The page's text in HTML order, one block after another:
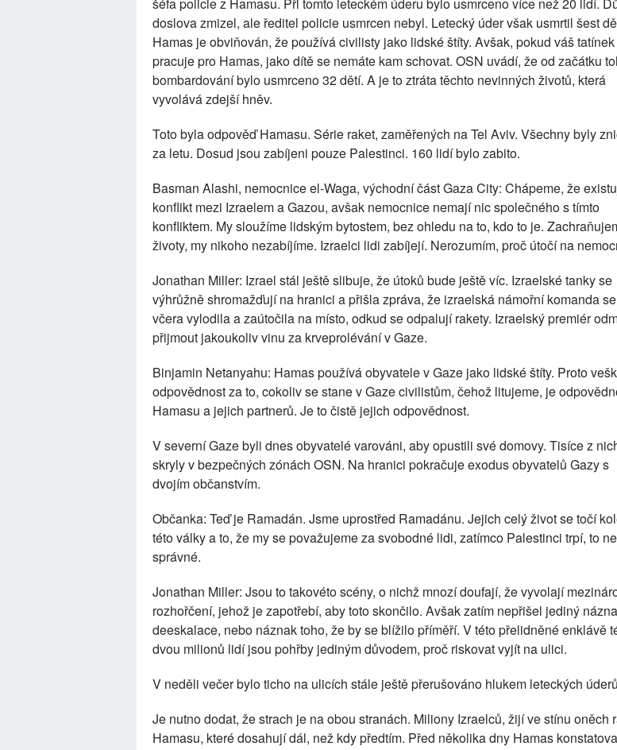
doslova zmizel, ale ředitel policie usmrcen nebyl. Letecký úder však usmrtil šest
Hamas je obviňován, že používá civilisty jako lidské štíty. Avšak, pokud váš tatínek
pracuje pro Hamas, jako dítě se nemáte kam schovat. OSN uvádí, že od začátku
bombardování bylo usmrceno 32 dětí. A je to ztráta těchto nevinných životů, která
vyvolává zdejší hněv.
Toto byla odpověď Hamasu. Série raket, zaměřených na Tel Aviv. Všechny byly
za letu. Dosud jsou zabíjeni pouze Palestinci. 160 lidí bylo zabito.
Basman Alashi, nemocnice el-Waga, východní část Gaza City: Chápeme, že
konflikt mezi Izraelem a Gazou, avšak nemocnice nemají nic společného s tímto
konfliktem. My sloužíme lidským bytostem, bez ohledu na to, kdo to je.
životy, my nikoho nezabíjíme. Izraelci lidi zabíjejí. Nerozumím, proč útočí na
Jonathan Miller: Izrael stál ještě slibuje, že útoků bude ještě víc. Izraelské tanky se
výhrůžně shromažďují na hranici a přišla zpráva, že izraelská námořní komanda se
včera vylodila a zaútočila na místo, odkud se odpalují rakety. Izraelský premiér
přijmout jakoukoliv vinu za krveprolévání v Gaze.
Binjamin Netanyahu: Hamas používá obyvatele v Gaze jako lidské štíty. Proto
odpovědnost za to, cokoliv se stane v Gaze civilistům, čehož litujeme, je
Hamasu a jejich partnerů. Je to čistě jejich odpovědnost.
V severní Gaze byli dnes obyvatelé varováni, aby opustili své domovy. Tisíce z
skryly v bezpečných zónách OSN. Na hranici pokračuje exodus obyvatelů Gazy s
dvojím občanstvím.
Občanka: Teď je Ramadán. Jsme uprostřed Ramadánu. Jejich celý život se točí
této války a to, že my se považujeme za svobodné lidi, zatímco Palestinci trpí, to
správné.
Jonathan Miller: Jsou to takovéto scény, o nichž mnozí doufají, že vyvolají
rozhořčení, jehož je zapotřebí, aby toto skončilo. Avšak zatím nepřišel jediný
deeskalace, nebo náznak toho, že by se blížilo příměří. V této přelidněné enklávě
dvou milionů lidí jsou pohřby jediným důvodem, proč riskovat vyjít na ulici.
V neděli večer bylo ticho na ulicích stále ještě přerušováno hlukem leteckých
Je nutno dodat, že strach je na obou stranách. Miliony Izraelců, žijí ve stínu oněch
Hamasu, které dosahují dál, než kdy předtím. Před několika dny Hamas